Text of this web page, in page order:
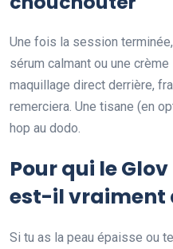
Une fois la session
sérum calmant ou une
maquillage direct derrière,
remerciera. Une tisane (en
hop au dodo.
Pour qui le
est-il vraiment
Si tu as la peau épaisse ou